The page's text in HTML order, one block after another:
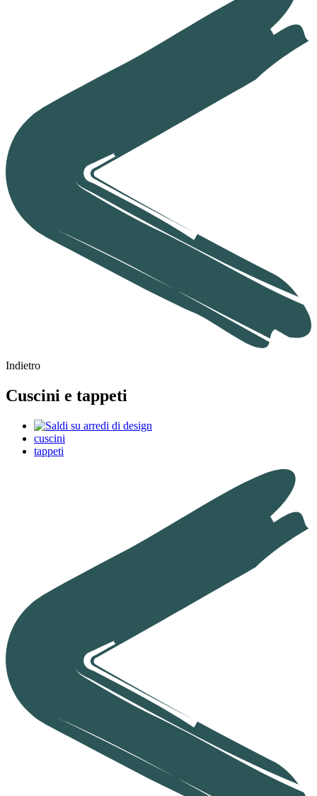
Indietro
Cuscini e tappeti
cuscini
tappeti